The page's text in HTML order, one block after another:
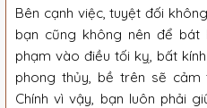
Bên cạnh việc, tuyệt đối
bạn cũng không nên để bát
phạm vào điều tối kỵ, bất
phong thủy, bề trên sẽ
Chính vì vậy, bạn luôn phải